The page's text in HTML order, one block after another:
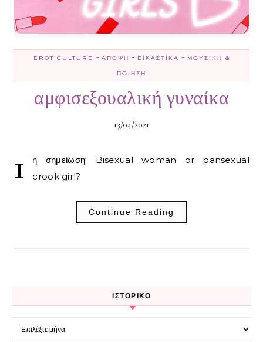
EROTICULTURE - ΆΠΟΨΗ - ΕΙΚΑΣΤΙΚΆ - ΜΟΥΣΙΚΉ &
ΠΟΊΗΣΗ
αμφισεξουαλική γυναίκα
13/04/2021
1
η σημείωση! Bisexual woman or pansexual
crook girl?
Continue Reading
ΙΣΤΟΡΙΚΌ
Ιστορικό